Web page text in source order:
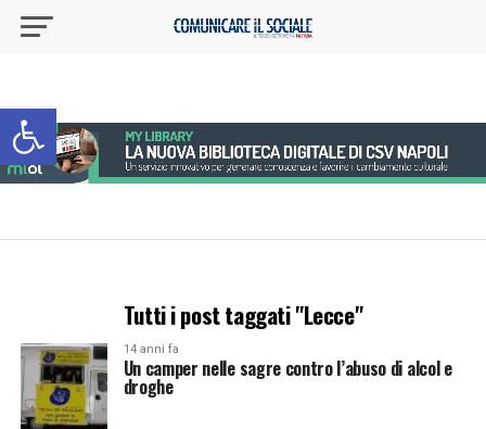
Apri la barra degli strumenti
Tutti i post taggati "Lecce"
14 anni fa
Un camper nelle sagre contro l’abuso di alcol e
droghe